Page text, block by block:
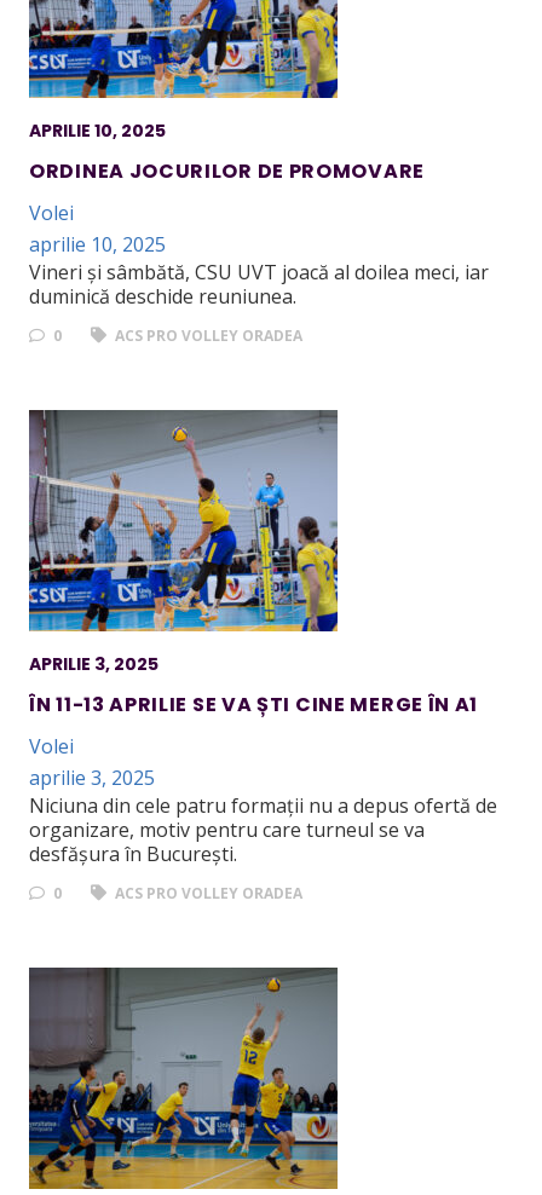
APRILIE 10, 2025
ORDINEA JOCURILOR DE PROMOVARE
Volei
aprilie 10, 2025
Vineri și sâmbătă, CSU UVT joacă al doilea meci, iar
duminică deschide reuniunea.
0 ACS PRO VOLLEY ORADEA
APRILIE 3, 2025
ÎN 11-13 APRILIE SE VA ȘTI CINE MERGE ÎN A1
Volei
aprilie 3, 2025
Niciuna din cele patru formații nu a depus ofertă de
organizare, motiv pentru care turneul se va
desfășura în București.
0 ACS PRO VOLLEY ORADEA